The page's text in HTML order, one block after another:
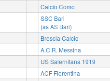
Calcio Como
SSC Bari
(as AS Bari)
Brescia Calcio
A.C.R. Messina
US Salernitana 1919
ACF Fiorentina